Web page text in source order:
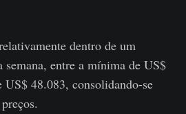
dentro de um
entre a mínima de US$
US$ 48.083, consolidando-se